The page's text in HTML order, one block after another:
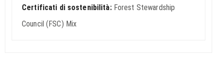
Certificati di sostenibilità: Forest Stewardship
Council (FSC) Mix